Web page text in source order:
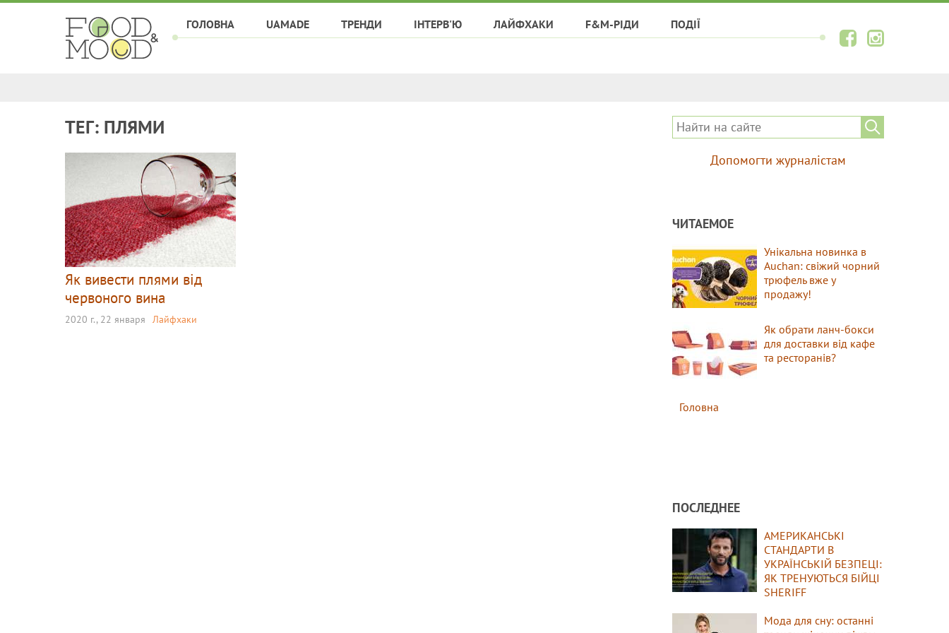
ГОЛОВНА UAMADE ТРЕНДИ ІНТЕРВ'Ю ЛАЙФХАКИ F&M-РІДИ ПОДІЇ
ТЕГ: ПЛЯМИ
Як вивести плями від
червоного вина
2020 г., 22 января Лайфхаки
Допомогти журналістам
ЧИТАЕМОЕ
Унікальна новинка в
Auchan: свіжий чорний
трюфель вже у
продажу!
Як обрати ланч-бокси
для доставки від кафе
та ресторанів?
Головна
ПОСЛЕДНЕЕ
АМЕРИКАНСЬКІ
СТАНДАРТИ В
УКРАЇНСЬКІЙ БЕЗПЕЦІ:
ЯК ТРЕНУЮТЬСЯ БІЙЦІ
SHERIFF
Мода для сну: останні